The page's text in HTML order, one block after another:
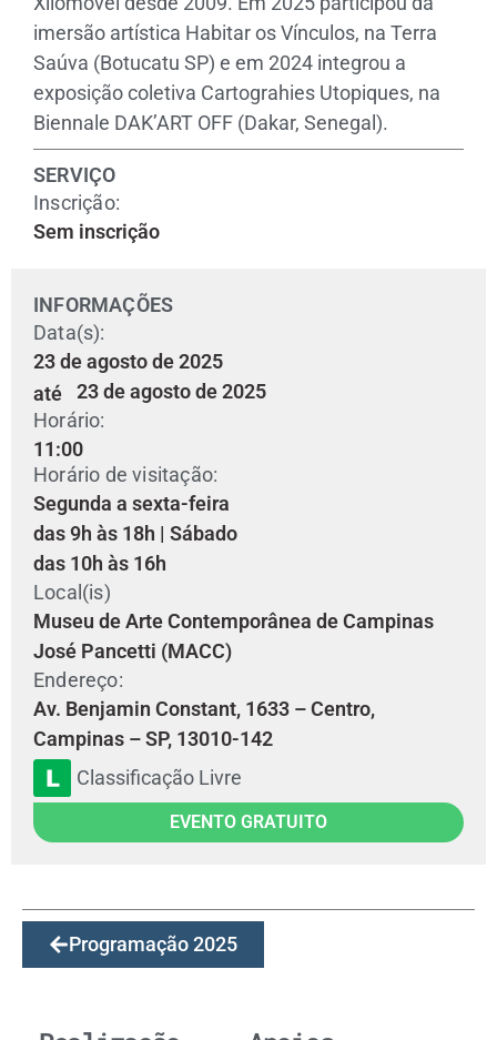
imersão artística Habitar os Vínculos, na Terra
Saúva (Botucatu SP) e em 2024 integrou a
exposição coletiva Cartograhies Utopiques, na
Biennale DAK’ART OFF (Dakar, Senegal).
SERVIÇO
Inscrição:
Sem inscrição
INFORMAÇÕES
Data(s):
23 de agosto de 2025
até
23 de agosto de 2025
Horário:
11:00
Horário de visitação:
Segunda a sexta-feira
das 9h às 18h | Sábado
das 10h às 16h
Local(is)
Museu de Arte Contemporânea de Campinas
José Pancetti (MACC)
Endereço:
Av. Benjamin Constant, 1633 – Centro,
Campinas – SP, 13010-142
Classificação Livre
EVENTO GRATUITO
Programação 2025